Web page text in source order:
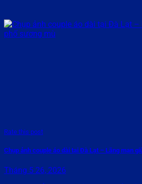
Rate this post
Chụp ảnh couple áo dài tại Đà Lạt – Lãng mạn
Tháng 5 26, 2026